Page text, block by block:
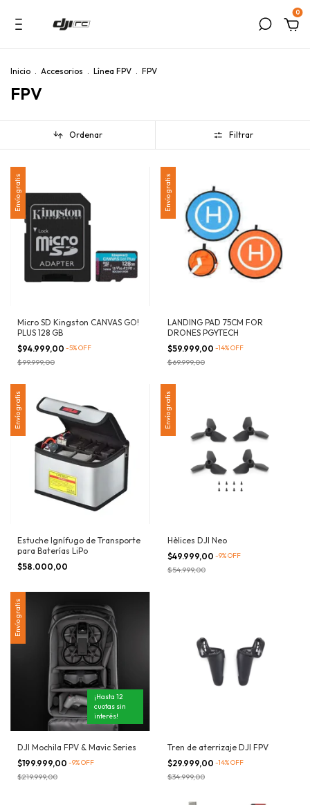
0
Inicio . Accesorios . Línea FPV . FPV
FPV
Ordenar Filtrar
Envío gratis
Micro SD Kingston CANVAS GO!
PLUS 128 GB
$94.999,00 -5%OFF
$99.999,00
Envío gratis
LANDING PAD 75CM FOR
DRONES PGYTECH
$59.999,00 -14%OFF
$69.999,00
Envío gratis
Estuche Ignífugo de Transporte
para Baterías LiPo
$58.000,00
Envío gratis
Hèlices DJI Neo
$49.999,00 -9%OFF
$54.999,00
Envío gratis
¡Hasta 12
cuotas sin
interés!
DJI Mochila FPV & Mavic Series
$199.999,00 -9%OFF
$219.999,00
Tren de aterrizaje DJI FPV
$29.999,00 -14%OFF
$34.999,00